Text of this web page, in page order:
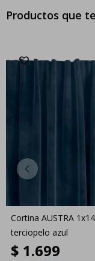
Productos que
Cortina AUSTRA
terciopelo azul
$ 1.699